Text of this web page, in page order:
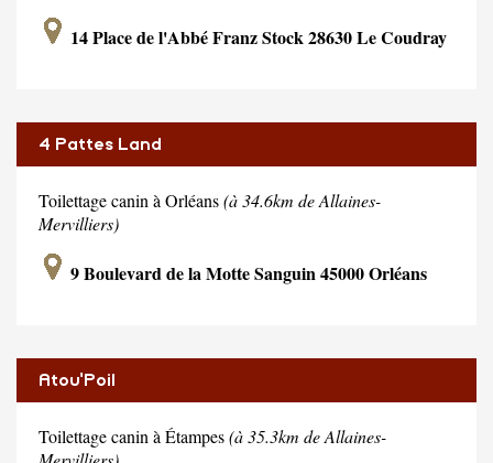
14 Place de l'Abbé Franz Stock 28630 Le Coudray
4 Pattes Land
Toilettage canin à Orléans(à 34.6km de Allaines-
Mervilliers)
9 Boulevard de la Motte Sanguin 45000 Orléans
Atou'Poil
Toilettage canin à Étampes(à 35.3km de Allaines-